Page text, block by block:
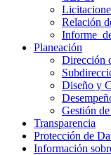
Relación
Planeación
Dirección
Diseño y
Gestión
Transparencia
Protección de
Información